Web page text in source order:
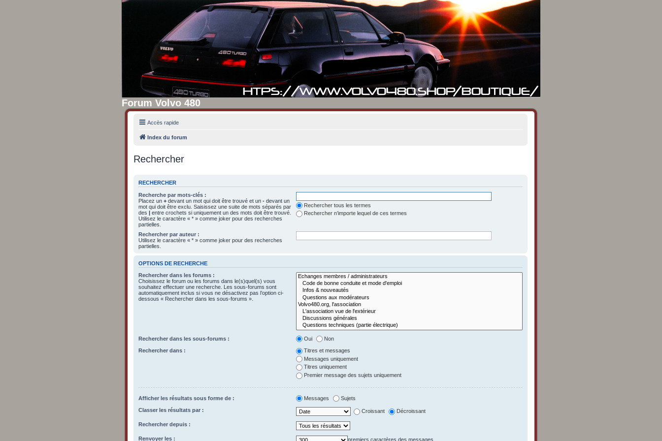
Forum Volvo 480
Accès rapide
Index du forum
Rechercher
RECHERCHER
Recherche par mots-clés :
Placez un + devant un mot qui doit être trouvé et un - devant un
mot qui doit être exclu. Saisissez une suite de mots séparés par
des | entre crochets si uniquement un des mots doit être trouvé.
Utilisez le caractère « * » comme joker pour des recherches
partielles.
Rechercher tous les termes
Rechercher n’importe lequel de ces termes
Rechercher par auteur :
Utilisez le caractère « * » comme joker pour des recherches
partielles.
OPTIONS DE RECHERCHE
Rechercher dans les forums :
Choisissez le forum ou les forums dans le(s)quel(s) vous
souhaitez effectuer une recherche. Les sous-forums sont
automatiquement inclus si vous ne désactivez pas l’option ci-
dessous « Rechercher dans les sous-forums ».
Rechercher dans les sous-forums : Oui Non
Rechercher dans :
Titres et messages
Messages uniquement
Titres uniquement
Premier message des sujets uniquement
Afficher les résultats sous forme de : Messages Sujets
Classer les résultats par : Croissant Décroissant
Rechercher depuis :
Renvoyer les : premiers caractères des messages